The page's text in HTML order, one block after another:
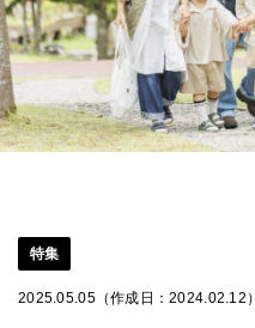
特集
2025.05.05（作成日：2024.02.12）